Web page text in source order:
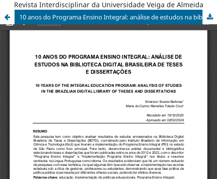
Revista Interdisciplinar da Universidade Veiga de Almeida
10 anos do Programa Ensino Integral: análise de estudos na biblioteca digital brasileira de teses e dissertações